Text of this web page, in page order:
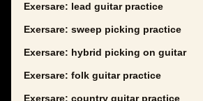
Exersare: lead guitar practice
Exersare: sweep picking practice
Exersare: hybrid picking on guitar
Exersare: folk guitar practice
Exersare: country guitar practice